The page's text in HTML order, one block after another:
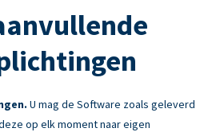
U mag de Software zoals geleverd
op elk moment naar eigen